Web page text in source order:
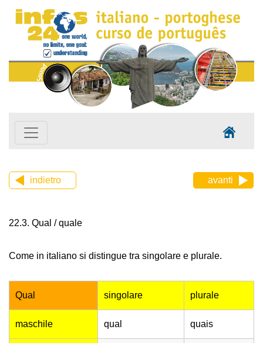
indietro avanti
22.3. Qual / quale
Come in italiano si distingue tra singolare e plurale.
Qual singolare plurale
maschile qual quais